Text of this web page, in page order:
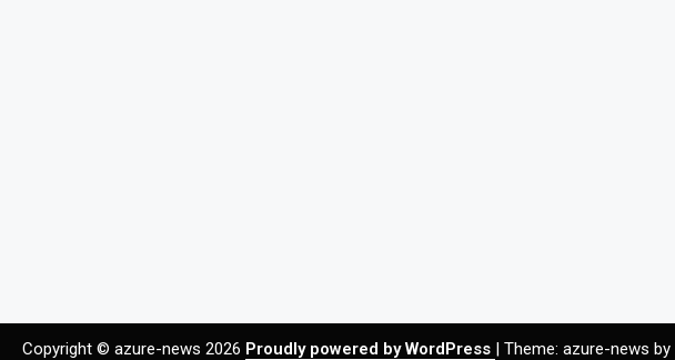
Copyright © azure-news 2026 Proudly powered by WordPress | Theme: azure-news by